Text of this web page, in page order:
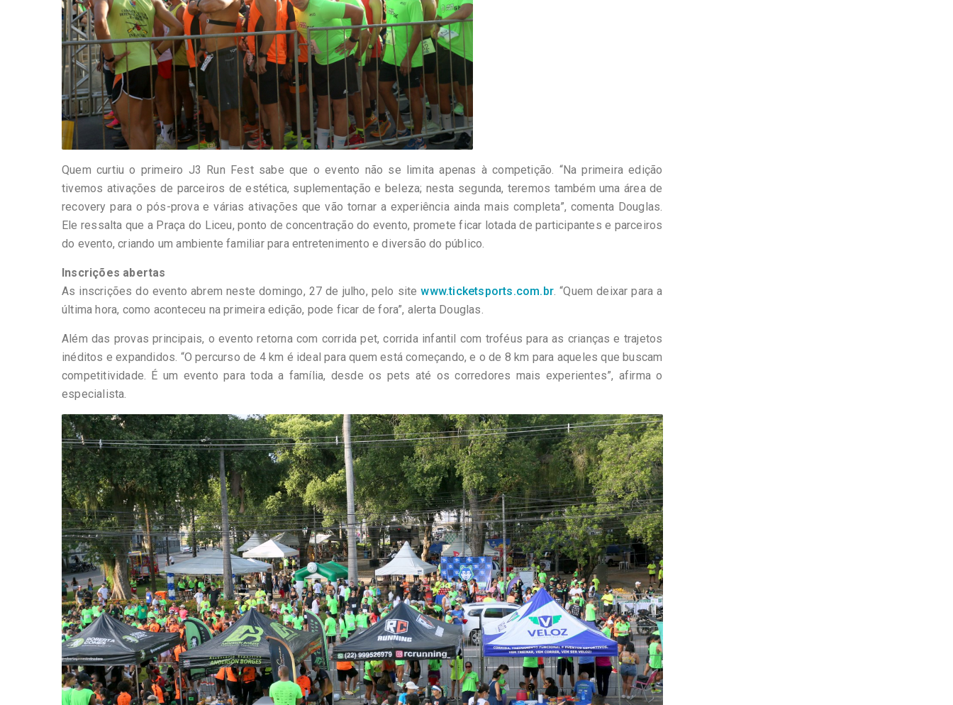
Quem curtiu o primeiro J3 Run Fest sabe que o evento não se limita apenas à competição. “Na primeira edição
tivemos ativações de parceiros de estética, suplementação e beleza; nesta segunda, teremos também uma área de
recovery para o pós-prova e várias ativações que vão tornar a experiência ainda mais completa”, comenta Douglas.
Ele ressalta que a Praça do Liceu, ponto de concentração do evento, promete ficar lotada de participantes e parceiros
do evento, criando um ambiente familiar para entretenimento e diversão do público.
Inscrições abertas
As inscrições do evento abrem neste domingo, 27 de julho, pelo sitewww.ticketsports.com.br. “Quem deixar para a
última hora, como aconteceu na primeira edição, pode ficar de fora”, alerta Douglas.
Além das provas principais, o evento retorna com corrida pet, corrida infantil com troféus para as crianças e trajetos
inéditos e expandidos. “O percurso de 4 km é ideal para quem está começando, e o de 8 km para aqueles que buscam
competitividade. É um evento para toda a família, desde os pets até os corredores mais experientes”, afirma o
especialista.